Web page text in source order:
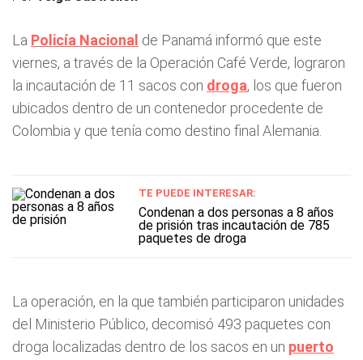
La Policía Nacional de Panamá informó que este
viernes, a través de la Operación Café Verde, lograron
la incautación de 11 sacos con droga, los que fueron
ubicados dentro de un contenedor procedente de
Colombia y que tenía como destino final Alemania.
TE PUEDE INTERESAR:
Condenan a dos personas a 8 años
de prisión tras incautación de 785
paquetes de droga
La operación, en la que también participaron unidades
del Ministerio Público, decomisó 493 paquetes con
droga localizadas dentro de los sacos en un puerto